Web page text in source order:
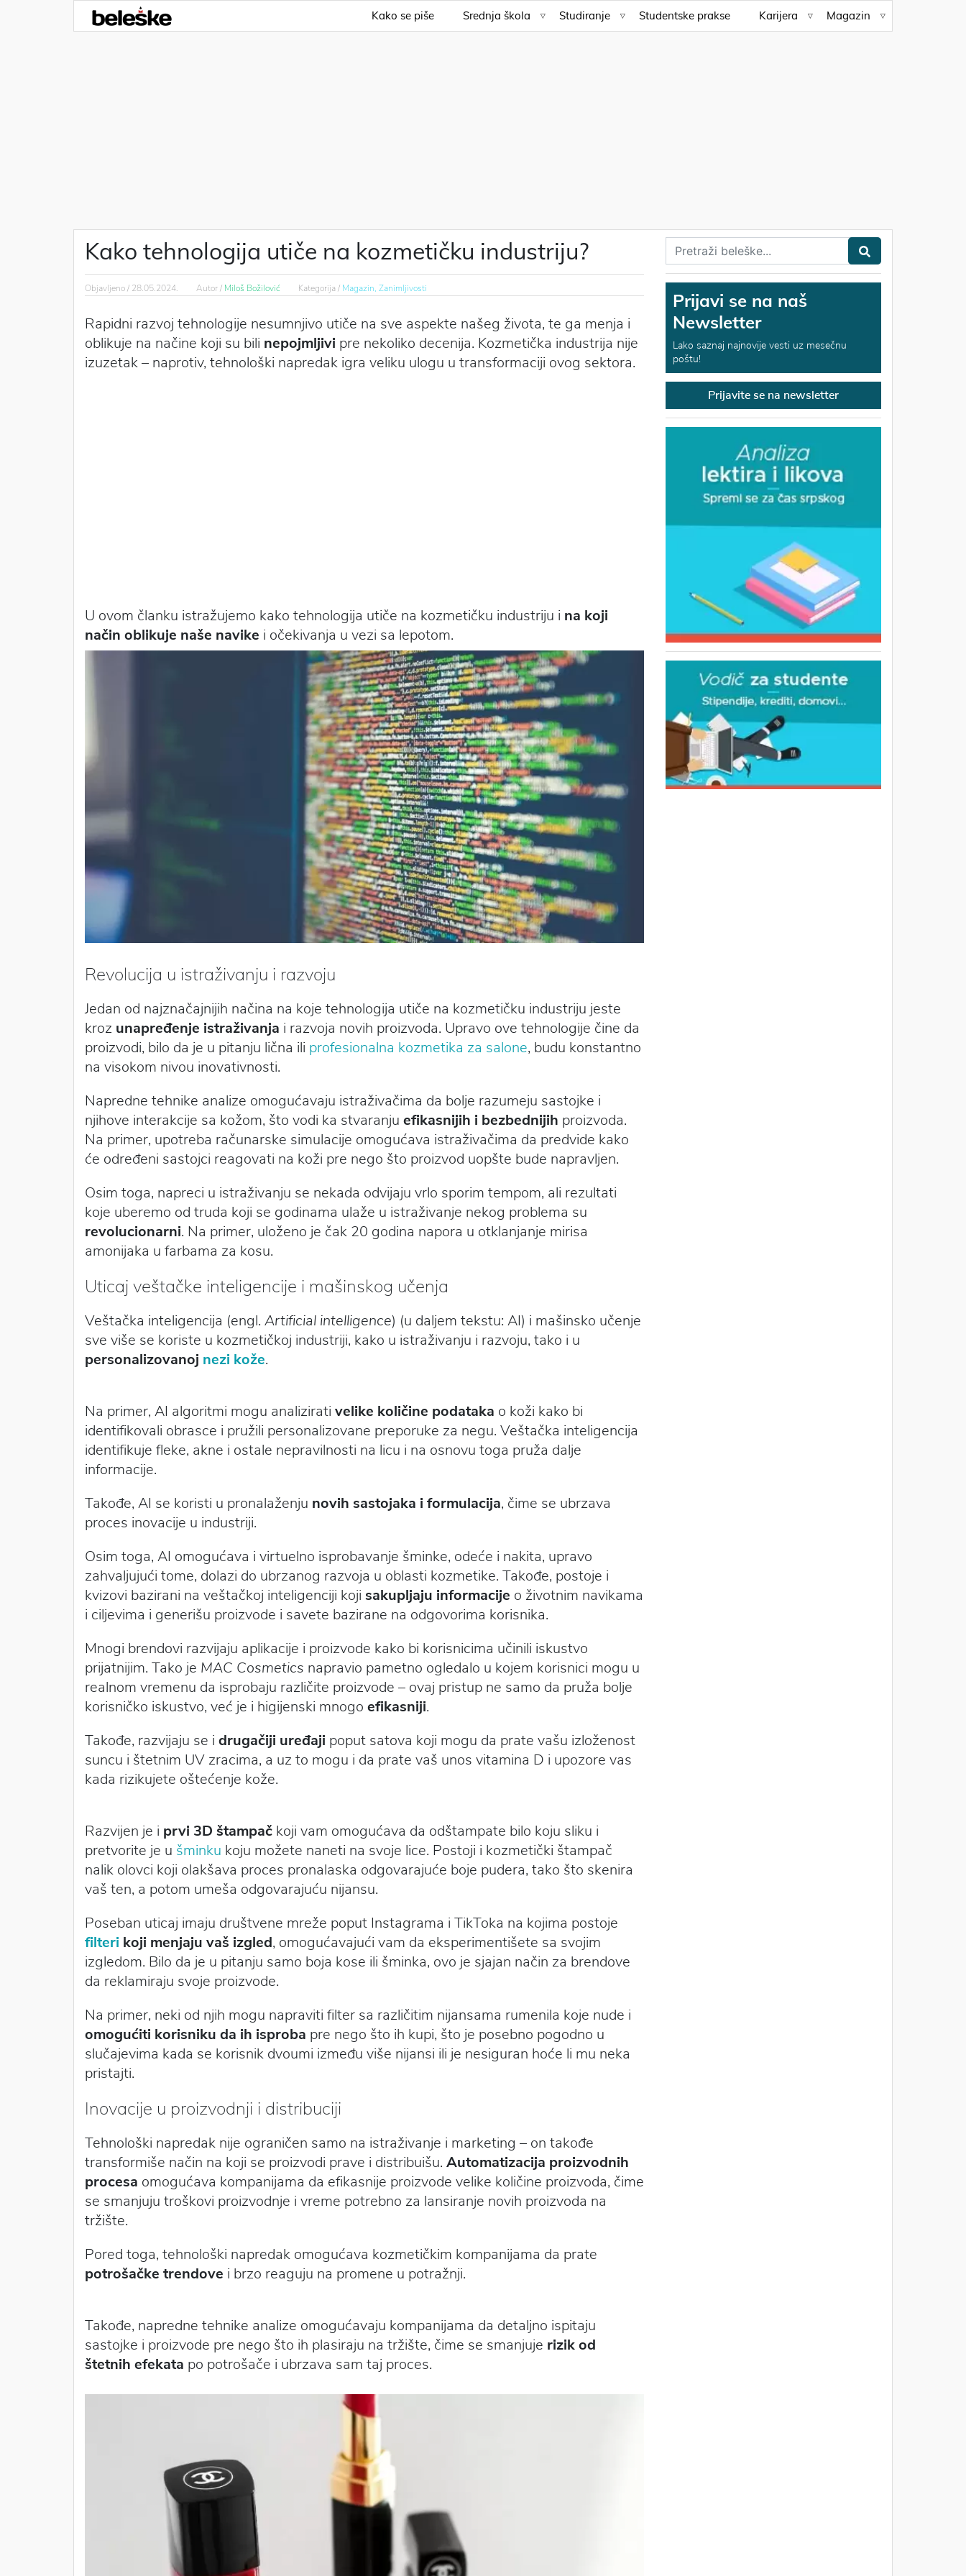
Kako se piše Srednja škola Studiranje Studentske prakse Karijera Magazin
Kako tehnologija utiče na kozmetičku industriju?
Objavljeno / 28.05.2024. Autor / Miloš Božilović Kategorija / Magazin, Zanimljivosti
Rapidni razvoj tehnologije nesumnjivo utiče na sve aspekte našeg života, te ga menja i
oblikuje na načine koji su bili nepojmljivi pre nekoliko decenija. Kozmetička industrija nije
izuzetak – naprotiv, tehnološki napredak igra veliku ulogu u transformaciji ovog sektora.
U ovom članku istražujemo kako tehnologija utiče na kozmetičku industriju i na koji
način oblikuje naše navike i očekivanja u vezi sa lepotom.
Revolucija u istraživanju i razvoju
Jedan od najznačajnijih načina na koje tehnologija utiče na kozmetičku industriju jeste
kroz unapređenje istraživanja i razvoja novih proizvoda. Upravo ove tehnologije čine da
proizvodi, bilo da je u pitanju lična ili profesionalna kozmetika za salone, budu konstantno
na visokom nivou inovativnosti.
Napredne tehnike analize omogućavaju istraživačima da bolje razumeju sastojke i
njihove interakcije sa kožom, što vodi ka stvaranju efikasnijih i bezbednijih proizvoda.
Na primer, upotreba računarske simulacije omogućava istraživačima da predvide kako
će određeni sastojci reagovati na koži pre nego što proizvod uopšte bude napravljen.
Osim toga, napreci u istraživanju se nekada odvijaju vrlo sporim tempom, ali rezultati
koje uberemo od truda koji se godinama ulaže u istraživanje nekog problema su
revolucionarni. Na primer, uloženo je čak 20 godina napora u otklanjanje mirisa
amonijaka u farbama za kosu.
Uticaj veštačke inteligencije i mašinskog učenja
Veštačka inteligencija (engl. Artificial intelligence) (u daljem tekstu: AI) i mašinsko učenje
sve više se koriste u kozmetičkoj industriji, kako u istraživanju i razvoju, tako i u
personalizovanoj nezi kože.
Na primer, AI algoritmi mogu analizirati velike količine podataka o koži kako bi
identifikovali obrasce i pružili personalizovane preporuke za negu. Veštačka inteligencija
identifikuje fleke, akne i ostale nepravilnosti na licu i na osnovu toga pruža dalje
informacije.
Takođe, AI se koristi u pronalaženju novih sastojaka i formulacija, čime se ubrzava
proces inovacije u industriji.
Osim toga, AI omogućava i virtuelno isprobavanje šminke, odeće i nakita, upravo
zahvaljujući tome, dolazi do ubrzanog razvoja u oblasti kozmetike. Takođe, postoje i
kvizovi bazirani na veštačkoj inteligenciji koji sakupljaju informacije o životnim navikama
i ciljevima i generišu proizvode i savete bazirane na odgovorima korisnika.
Mnogi brendovi razvijaju aplikacije i proizvode kako bi korisnicima učinili iskustvo
prijatnijim. Tako je MAC Cosmetics napravio pametno ogledalo u kojem korisnici mogu u
realnom vremenu da isprobaju različite proizvode – ovaj pristup ne samo da pruža bolje
korisničko iskustvo, već je i higijenski mnogo efikasniji.
Takođe, razvijaju se i drugačiji uređaji poput satova koji mogu da prate vašu izloženost
suncu i štetnim UV zracima, a uz to mogu i da prate vaš unos vitamina D i upozore vas
kada rizikujete oštećenje kože.
Razvijen je i prvi 3D štampač koji vam omogućava da odštampate bilo koju sliku i
pretvorite je u šminku koju možete naneti na svoje lice. Postoji i kozmetički štampač
nalik olovci koji olakšava proces pronalaska odgovarajuće boje pudera, tako što skenira
vaš ten, a potom umeša odgovarajuću nijansu.
Poseban uticaj imaju društvene mreže poput Instagrama i TikToka na kojima postoje
filteri koji menjaju vaš izgled, omogućavajući vam da eksperimentišete sa svojim
izgledom. Bilo da je u pitanju samo boja kose ili šminka, ovo je sjajan način za brendove
da reklamiraju svoje proizvode.
Na primer, neki od njih mogu napraviti filter sa različitim nijansama rumenila koje nude i
omogućiti korisniku da ih isproba pre nego što ih kupi, što je posebno pogodno u
slučajevima kada se korisnik dvoumi između više nijansi ili je nesiguran hoće li mu neka
pristajti.
Inovacije u proizvodnji i distribuciji
Tehnološki napredak nije ograničen samo na istraživanje i marketing – on takođe
transformiše način na koji se proizvodi prave i distribuišu. Automatizacija proizvodnih
procesa omogućava kompanijama da efikasnije proizvode velike količine proizvoda, čime
se smanjuju troškovi proizvodnje i vreme potrebno za lansiranje novih proizvoda na
tržište.
Pored toga, tehnološki napredak omogućava kozmetičkim kompanijama da prate
potrošačke trendove i brzo reaguju na promene u potražnji.
Takođe, napredne tehnike analize omogućavaju kompanijama da detaljno ispitaju
sastojke i proizvode pre nego što ih plasiraju na tržište, čime se smanjuje rizik od
štetnih efekata po potrošače i ubrzava sam taj proces.
Prijavi se na naš
Newsletter
Lako saznaj najnovije vesti uz mesečnu
poštu!
Prijavite se na newsletter